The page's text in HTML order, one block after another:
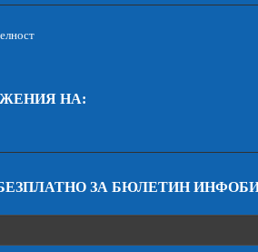
НА:
ЗА БЮЛЕТИН